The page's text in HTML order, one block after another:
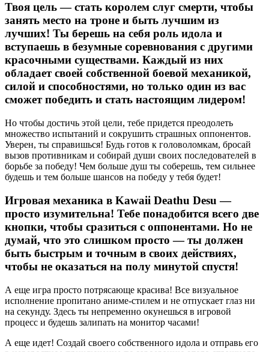
Твоя цель — стать королем слуг смерти, чтобы
занять место на троне и быть лучшим из
лучших! Ты берешь на себя роль идола и
вступаешь в безумные соревнования с другими
красочными существами. Каждый из них
обладает своей собственной боевой механикой,
силой и способностями, но только один из вас
сможет победить и стать настоящим лидером!
Но чтобы достичь этой цели, тебе придется преодолеть
множество испытаний и сокрушить страшных оппонентов.
Уверен, ты справишься! Будь готов к головоломкам, бросай
вызов противникам и собирай души своих последователей в
борьбе за победу! Чем больше душ ты соберешь, тем сильнее
будешь и тем больше шансов на победу у тебя будет!
Игровая механика в Kawaii Deathu Desu —
просто изумительна! Тебе понадобится всего две
кнопки, чтобы сразиться с оппонентами. Но не
думай, что это слишком просто — ты должен
быть быстрым и точным в своих действиях,
чтобы не оказаться на полу минутой спустя!
А еще игра просто потрясающе красива! Все визуальное
исполнение пропитано аниме-стилем и не отпускает глаз ни
на секунду. Здесь ты непременно окунешься в игровой
процесс и будешь залипать на монитор часами!
А еще идет! Создай своего собственного идола и отправь его